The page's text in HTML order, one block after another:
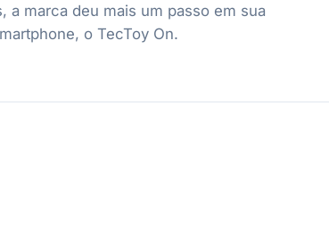
a marca deu mais um passo em sua
o TecToy On.